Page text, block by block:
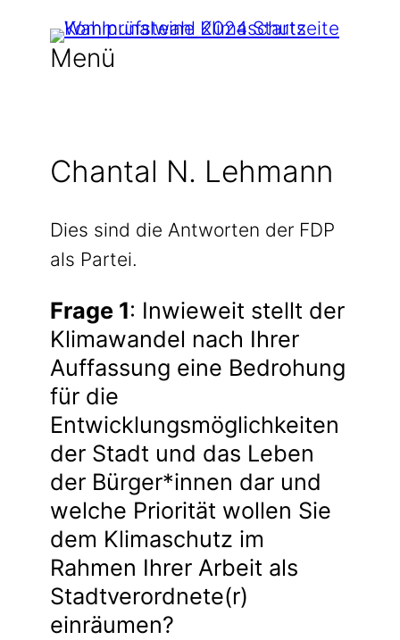
InhaltMenü
Chantal N. Lehmann
Dies sind die Antworten der FDP
als Partei.
Frage 1: Inwieweit stellt der
Klimawandel nach Ihrer
Auffassung eine Bedrohung
für die
Entwicklungsmöglichkeiten
der Stadt und das Leben
der Bürger*innen dar und
welche Priorität wollen Sie
dem Klimaschutz im
Rahmen Ihrer Arbeit als
Stadtverordnete(r)
einräumen?